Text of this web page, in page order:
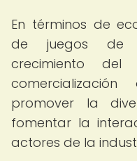
En términos de
de juegos de
crecimiento
promover la
fomentar la
actores de la